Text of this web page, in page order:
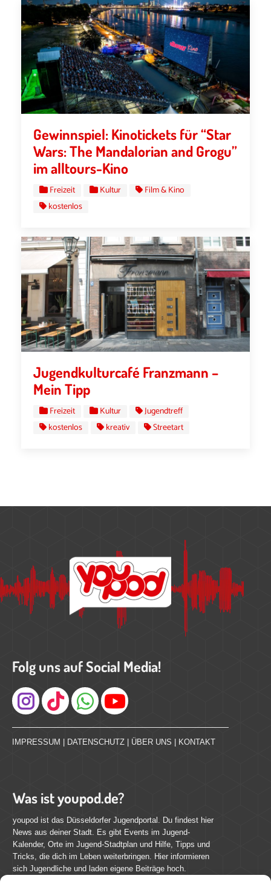
Gewinnspiel: Kinotickets für “Star
Wars: The Mandalorian and Grogu”
im alltours-Kino
Freizeit Kultur
Film & Kino
kostenlos
Jugendkulturcafé Franzmann –
Mein Tipp
Freizeit Kultur
Jugendtreff
kostenlos
kreativ Streetart
Folg uns auf Social Media!
Instagram
IMPRESSUM DATENSCHUTZ ÜBER UNS KONTAKT
Was ist youpod.de?
youpod ist das Düsseldorfer Jugendportal. Du findest hier
News aus deiner Stadt. Es gibt Events im Jugend-
Kalender, Orte im Jugend-Stadtplan und Hilfe, Tipps und
Tricks, die dich im Leben weiterbringen. Hier informieren
sich Jugendliche und laden eigene Beiträge hoch.